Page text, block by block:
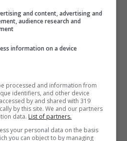
ecco
la
Alessandro Nasi,
e da quel momento non
Insieme sono complici ed
a gioire per il
and content, advertising and
audience research and
information on a device
processed and information from
identifiers, and other device
by and shared with 319
by this site. We and our partners
data. List of partners.
your personal data on the basis
you can object to by managing